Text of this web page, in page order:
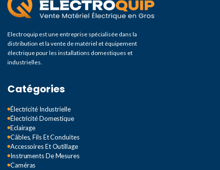
Electroquip est une entreprise spécialisée dans la
distribution et la vente de matériel et équipement
électrique pour les installations domestiques et
industrielles.
Catégories
Électricité Industrielle
Électricité Domestique
Eclairage
Câbles, Fils Et Conduites
Accessoires Et Outillage
Instruments De Mesures
Caméras